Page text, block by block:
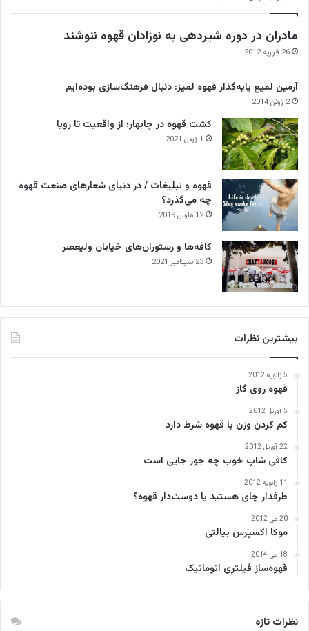
مادران در دوره شیردهی به نوزادان قهوه ننوشند
26 فوریه 2012
آرمین لمیع پایه‌گذار قهوه لمیز: دنبال فرهنگ‌سازی بوده‌ایم
2 ژوئن 2014
کشت قهوه در چابهار؛ از واقعیت تا رویا
1 ژوئن 2021
قهوه و تبلیغات / در دنیای شعارهای صنعت قهوه
چه می‌گذرد؟
12 مارس 2019
کافه‌ها و رستوران‌های خیابان ولیعصر
23 سپتامبر 2021
بیشترین نظرات
5 ژانویه 2012
قهوه روی گاز
5 آوریل 2012
کم کردن وزن با قهوه شرط دارد
22 آوریل 2012
کافی‌ شاپ خوب چه جور جایی است
11 ژانویه 2012
طرفدار چای هستید یا دوست‌دار قهوه؟
20 می 2012
موکا اکسپرس بیالتی
18 می 2014
قهوه‌ساز فیلتری اتوماتیک
نظرات تازه